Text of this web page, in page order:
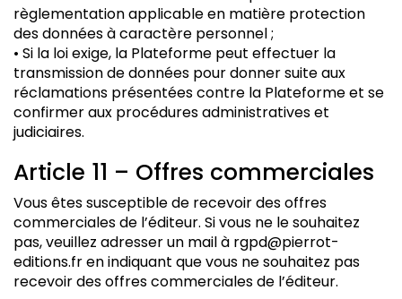
règlementation applicable en matière protection
des données à caractère personnel ;
• Si la loi exige, la Plateforme peut effectuer la
transmission de données pour donner suite aux
réclamations présentées contre la Plateforme et se
confirmer aux procédures administratives et
judiciaires.
Article 11 – Offres commerciales
Vous êtes susceptible de recevoir des offres
commerciales de l’éditeur. Si vous ne le souhaitez
pas, veuillez adresser un mail à rgpd@pierrot-
editions.fr en indiquant que vous ne souhaitez pas
recevoir des offres commerciales de l’éditeur.